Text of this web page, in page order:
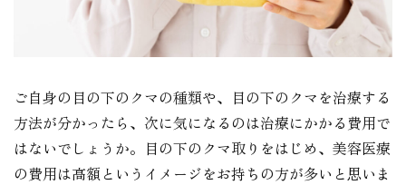
ご自身の目の下のクマの種類や、目の下のクマを治療する
方法が分かったら、次に気になるのは治療にかかる費用で
はないでしょうか。目の下のクマ取りをはじめ、美容医療
の費用は高額というイメージをお持ちの方が多いと思いま